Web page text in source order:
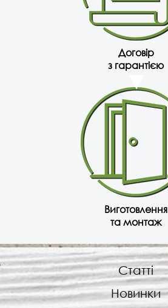
Договір
з гарантією
Виготовлення
та монтаж
Статті
Новинки